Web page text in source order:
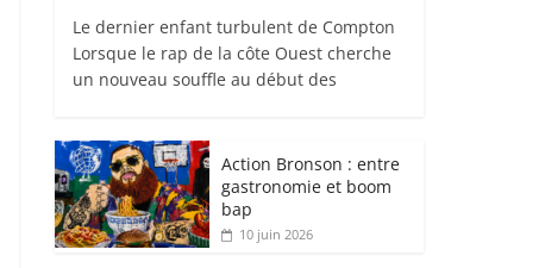
Le dernier enfant turbulent de Compton
Lorsque le rap de la côte Ouest cherche
un nouveau souffle au début des
Action Bronson : entre
gastronomie et boom
bap
10 juin 2026